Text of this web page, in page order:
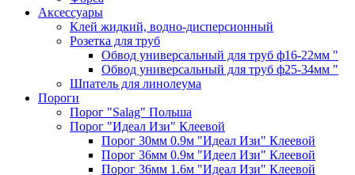
Аксессуары
Клей жидкий, водно-дисперсионный
Розетка для труб
Обвод универсальный для труб ф16-22мм "
Обвод универсальный для труб ф25-34мм "
Шпатель для линолеума
Пороги
Порог "Salag" Польша
Порог "Идеал Изи" Клеевой
Порог 30мм 0.9м "Идеал Изи" Клеевой
Порог 36мм 0.9м "Идеел Изи" Клеевой
Порог 36мм 1.6м "Идеал Изи" Клеевой